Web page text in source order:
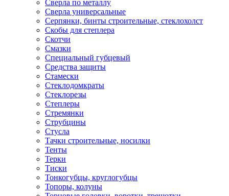
Сверла по металлу
Сверла универсальные
Серпянки, бинты строительные, стеклохолст
Скобы для степлера
Скотчи
Смазки
Специальный губцевый
Средства защиты
Стамески
Стеклодомкраты
Стеклорезы
Степлеры
Стремянки
Струбцины
Стусла
Тачки строительные, носилки
Тенты
Терки
Тиски
Тонкогубцы, круглогубцы
Топоры, колуны